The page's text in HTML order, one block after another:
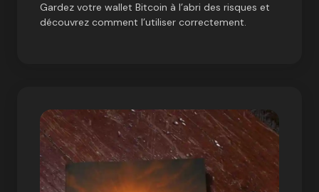
Gardez votre wallet Bitcoin à l’abri des risques et
découvrez comment l’utiliser correctement.